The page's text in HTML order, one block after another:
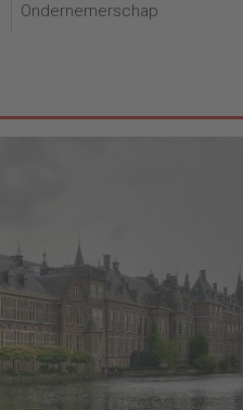
Ondernemerschap